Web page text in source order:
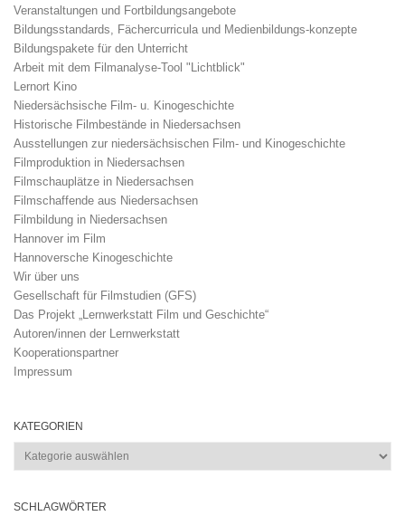
Veranstaltungen und Fortbildungsangebote
Bildungsstandards, Fächercurricula und Medienbildungs-konzepte
Bildungspakete für den Unterricht
Arbeit mit dem Filmanalyse-Tool "Lichtblick"
Lernort Kino
Niedersächsische Film- u. Kinogeschichte
Historische Filmbestände in Niedersachsen
Ausstellungen zur niedersächsischen Film- und Kinogeschichte
Filmproduktion in Niedersachsen
Filmschauplätze in Niedersachsen
Filmschaffende aus Niedersachsen
Filmbildung in Niedersachsen
Hannover im Film
Hannoversche Kinogeschichte
Wir über uns
Gesellschaft für Filmstudien (GFS)
Das Projekt „Lernwerkstatt Film und Geschichte“
Autoren/innen der Lernwerkstatt
Kooperationspartner
Impressum
KATEGORIEN
Kategorien
SCHLAGWÖRTER